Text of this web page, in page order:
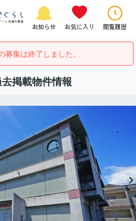
お知らせ お気に入り 閲覧履歴
募集は終了しました。
掲載物件情報